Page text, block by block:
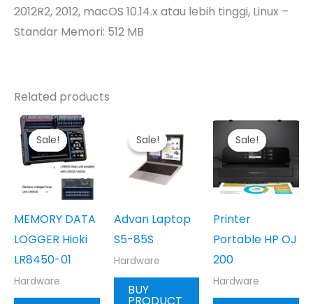
2012R2, 2012, macOS 10.14.x atau lebih tinggi, Linux –
Standar Memori: 512 MB
Related products
Sale!
Sale!
MEMORY DATA
LOGGER Hioki
LR8450-01
Hardware
Sale!
Sale!
Advan Laptop
S5-85S
Hardware
BUY
Sale!
Sale!
Printer
Portable HP OJ
200
Hardware